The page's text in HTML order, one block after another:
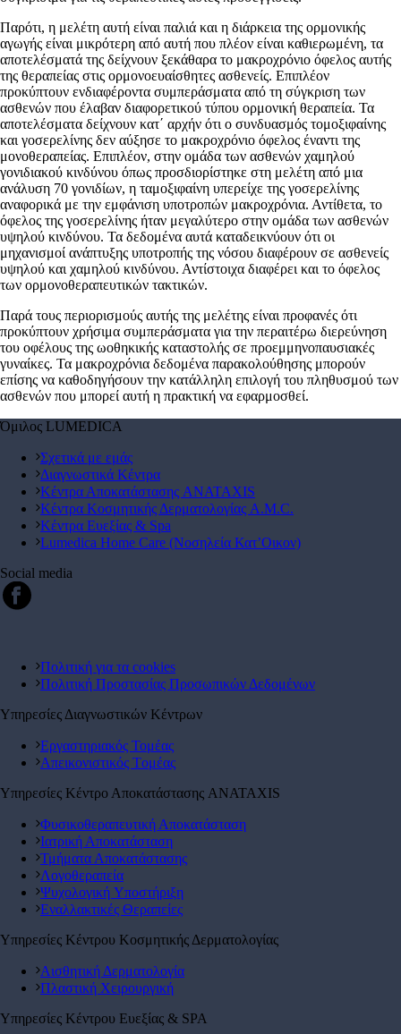
Παρότι, η μελέτη αυτή είναι παλιά και η διάρκεια της ορμονικής
αγωγής είναι μικρότερη από αυτή που πλέον είναι καθιερωμένη, τα
αποτελέσματά της δείχνουν ξεκάθαρα το μακροχρόνιο όφελος αυτής
της θεραπείας στις ορμονοευαίσθητες ασθενείς. Επιπλέον
προκύπτουν ενδιαφέροντα συμπεράσματα από τη σύγκριση των
ασθενών που έλαβαν διαφορετικού τύπου ορμονική θεραπεία. Τα
αποτελέσματα δείχνουν κατ΄ αρχήν ότι ο συνδυασμός τομοξιφαίνης
και γοσερελίνης δεν αύξησε το μακροχρόνιο όφελος έναντι της
μονοθεραπείας. Επιπλέον, στην ομάδα των ασθενών χαμηλού
γονιδιακού κινδύνου όπως προσδιορίστηκε στη μελέτη από μια
ανάλυση 70 γονιδίων, η ταμοξιφαίνη υπερείχε της γοσερελίνης
αναφορικά με την εμφάνιση υποτροπών μακροχρόνια. Αντίθετα, το
όφελος της γοσερελίνης ήταν μεγαλύτερο στην ομάδα των ασθενών
υψηλού κινδύνου. Τα δεδομένα αυτά καταδεικνύουν ότι οι
μηχανισμοί ανάπτυξης υποτροπής της νόσου διαφέρουν σε ασθενείς
υψηλού και χαμηλού κινδύνου. Αντίστοιχα διαφέρει και το όφελος
των ορμονοθεραπευτικών τακτικών.
Παρά τους περιορισμούς αυτής της μελέτης είναι προφανές ότι
προκύπτουν χρήσιμα συμπεράσματα για την περαιτέρω διερεύνηση
του οφέλους της ωοθηκικής καταστολής σε προεμμηνοπαυσιακές
γυναίκες. Τα μακροχρόνια δεδομένα παρακολούθησης μπορούν
επίσης να καθοδηγήσουν την κατάλληλη επιλογή του πληθυσμού των
ασθενών που μπορεί αυτή η πρακτική να εφαρμοσθεί.
Όμιλος LUMEDICA
Σχετικά με εμάς
Διαγνωστικά Κέντρα
Κέντρα Αποκατάστασης ANATAXIS
Κέντρα Κοσμητικής Δερματολογίας A.M.C.
Κέντρα Ευεξίας & Spa
Lumedica Home Care (Νοσηλεία Κατ’Οικον)
Social media
Πολιτική για τα cookies
Πολιτική Προστασίας Προσωπικών Δεδομένων
Υπηρεσίες Διαγνωστικών Κέντρων
Εργαστηριακός Τομέας
Απεικονιστικός Tομέας
Υπηρεσίες Κέντρο Αποκατάστασης ANATAXIS
Φυσικοθεραπευτική Αποκατάσταση
Ιατρική Αποκατάσταση
Τμήματα Αποκατάστασης
Λογοθεραπεία
Ψυχολογική Yποστήριξη
Εναλλακτικές Θεραπείες
Υπηρεσίες Κέντρου Κοσμητικής Δερματολογίας
Αισθητική Δερματολογία
Πλαστική Χειρουργική
Υπηρεσίες Κέντρου Ευεξίας & SPA